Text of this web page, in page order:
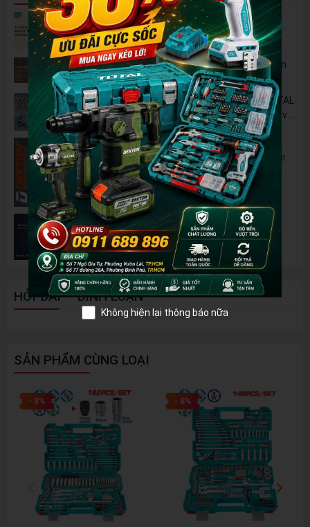
5 Cách Tận Dụng Máy Phun Xịt Áp Lực Cao
Không Chỉ Để Rửa Xe
Tủ Dụng Cụ CSPS: Giải Pháp Sắp Xếp Chuyên
Nghiệp Cho Mọi Xưởng Cơ Khí
🔋 Đột Phá Công Nghệ: Pin Lithium 42V TOTAL
B42M – Giải Pháp Thay Thế Máy Dùng Điện và
Nhiên Liệu
Pin 2Ah Chân Phổ Thông Dekton M21-
B2065PLUS - GỌN NHẸ, TIỆN LỢI đã về hàng!!!
Đánh Giá 2 Mẫu Máy Mài WORKPRO Giá Rẻ
Đáng Mua Nhất Hiện Nay
HỎI ĐÁP - BÌNH LUẬN
SẢN PHẨM CÙNG LOẠI
- 8% - 8%
Không hiện lại thông báo nữa